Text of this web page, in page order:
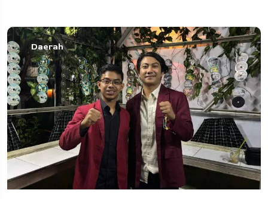
Daerah